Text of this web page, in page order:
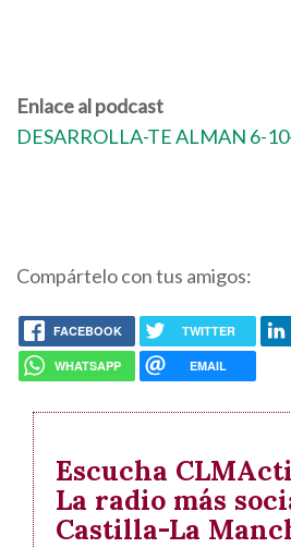
Enlace al podcast
DESARROLLA-TE ALMAN 6-
Compártelo con tus amigos:
FACEBOOK TWITTER
WHATSAPP EMAIL
Escucha
La radio más
Castilla-La